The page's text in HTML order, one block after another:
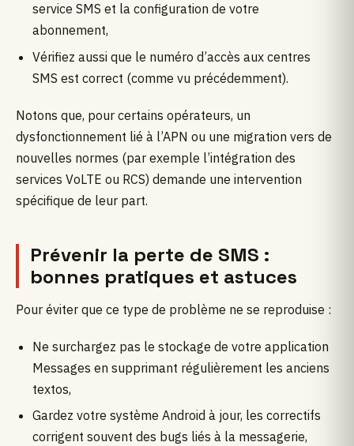
service SMS et la configuration de votre
abonnement,
Vérifiez aussi que le numéro d’accès aux centres
SMS est correct (comme vu précédemment).
Notons que, pour certains opérateurs, un
dysfonctionnement lié à l’APN ou une migration vers de
nouvelles normes (par exemple l’intégration des
services VoLTE ou RCS) demande une intervention
spécifique de leur part.
Prévenir la perte de SMS :
bonnes pratiques et astuces
Pour éviter que ce type de problème ne se reproduise :
Ne surchargez pas le stockage de votre application
Messages en supprimant régulièrement les anciens
textos,
Gardez votre système Android à jour, les correctifs
corrigent souvent des bugs liés à la messagerie,